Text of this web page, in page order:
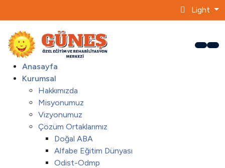
Light
Anasayfa
Kurumsal
Hakkımızda
Misyonumuz
Vizyonumuz
Çözüm Ortaklarımız
Doğal ABA
Alfabe Eğitim Dünyası
Odist-Odmp